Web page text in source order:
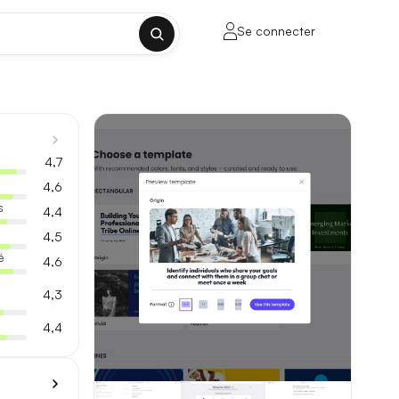
✕
sur la longueur de contexte, la
sans découpage manuel.
milliers de mots.
Se connecter
4,7
4,6
4,4
4,5
4,6
4,3
4,4